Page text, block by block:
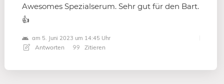
Awesomes Spezialserum. Sehr gut für den Bart.
👍
am 5. Juni 2023 um 14:45 Uhr
Antworten Zitieren